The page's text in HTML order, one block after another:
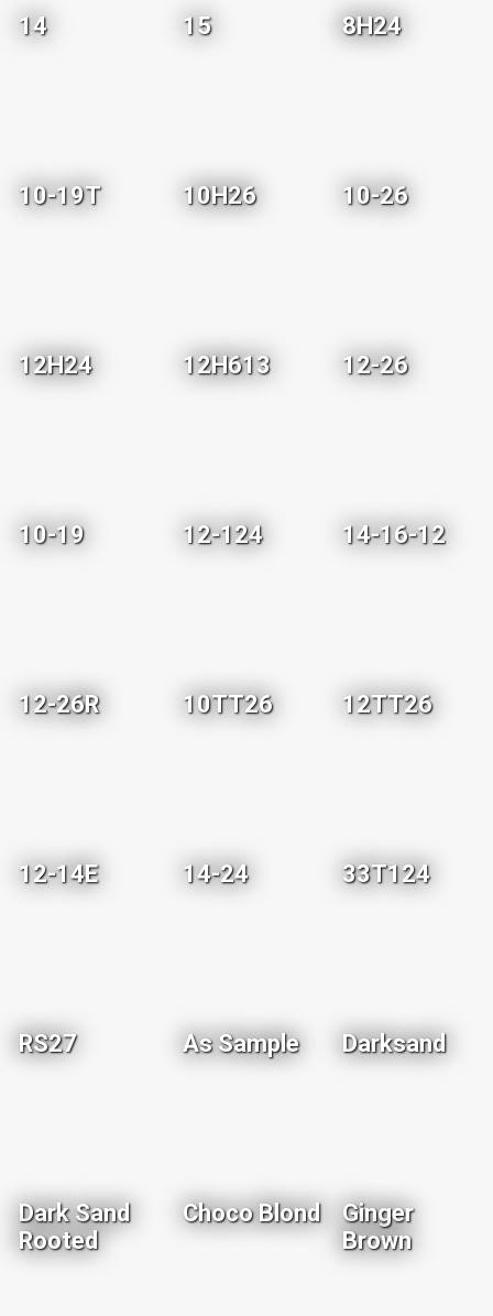
14 15 8H24
10-19T 10H26 10-26
12H24 12H613 12-26
10-19 12-124 14-16-12
12-26R 10TT26 12TT26
12-14E 14-24 33T124
RS27 As Sample Darksand
Dark Sand
Rooted
Choco Blond
Ginger
Brown